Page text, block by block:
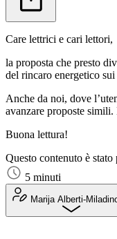
Care lettrici e cari lettori,
la proposta che presto
del rincaro energetico
Anche da noi, dove
avanzare proposte
Buona lettura!
Questo contenuto è stato
5 minuti
Marija Alberti-